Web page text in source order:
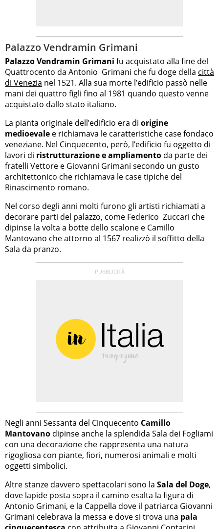
Palazzo Vendramin Grimani
Palazzo Vendramin Grimani fu acquistato alla fine del
Quattrocento da Antonio Grimani che fu doge della città
di Venezia nel 1521. Alla sua morte l’edificio passò nelle
mani dei quattro figli fino al 1981 quando questo venne
acquistato dallo stato italiano.
La pianta originale dell’edificio era di origine
medioevale e richiamava le caratteristiche case fondaco
veneziane. Nel Cinquecento, però, l’edificio fu oggetto di
lavori di ristrutturazione e ampliamento da parte dei
fratelli Vettore e Giovanni Grimani secondo un gusto
architettonico che richiamava le case tipiche del
Rinascimento romano.
Nel corso degli anni molti furono gli artisti richiamati a
decorare parti del palazzo, come Federico Zuccari che
dipinse la volta a botte dello scalone e Camillo
Mantovano che attorno al 1567 realizzò il soffitto della
Sala da pranzo.
Negli anni Sessanta del Cinquecento Camillo
Mantovano dipinse anche la splendida Sala dei Fogliami
con una decorazione che rappresenta una natura
rigogliosa con piante, fiori, numerosi animali e molti
oggetti simbolici.
Altre stanze davvero spettacolari sono la Sala del Doge,
dove lapide posta sopra il camino esalta la figura di
Antonio Grimani, e la Cappella dove il patriarca Giovanni
Grimani celebrava la messa e dove si trova una pala